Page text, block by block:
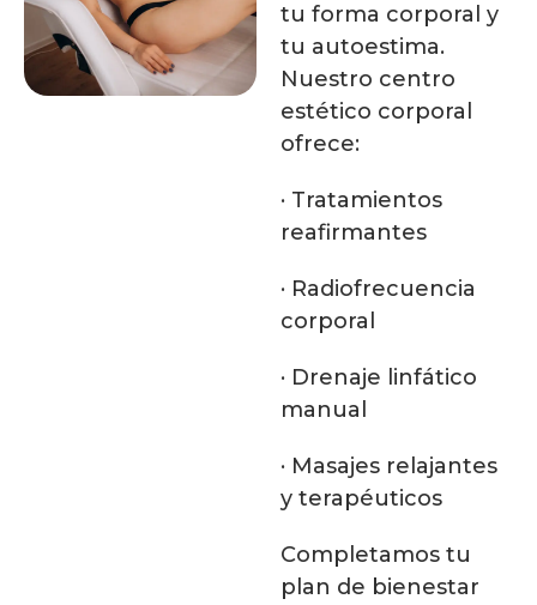
tu forma corporal y
tu autoestima.
Nuestro centro
estético corporal
ofrece:
· Tratamientos
reafirmantes
· Radiofrecuencia
corporal
· Drenaje linfático
manual
· Masajes relajantes
y terapéuticos
Completamos tu
plan de bienestar